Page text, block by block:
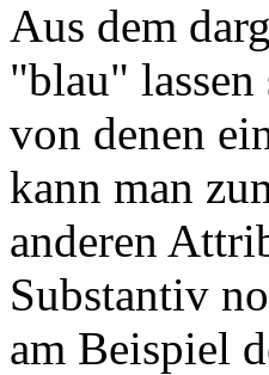
Aus dem
"blau"
von denen
kann man
anderen
Substantiv
am Beispiel